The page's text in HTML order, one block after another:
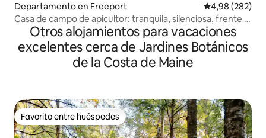
Departamento en Freeport Calificación
4,98 (282)
Casa de campo de apicultor: tranquila, silenciosa, frente al
marOtros alojamientos para vacaciones
excelentes cerca de Jardines Botánicos
de la Costa de Maine
Favorito entre huéspedes
Favorito entre huéspedes